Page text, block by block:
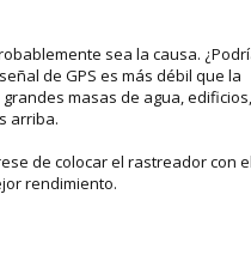
sea la causa.
de GPS es más débil que la
masas de agua, edificios,
arriba.
de colocar el rastreador con el
rendimiento.